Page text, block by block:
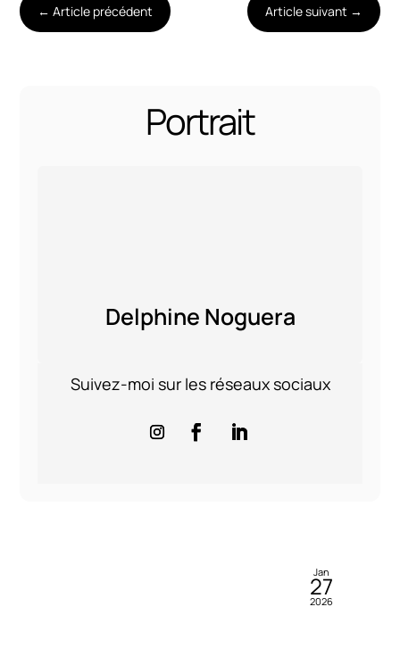
←Article précédent Article suivant →
Portrait
Delphine Noguera
Suivez-moi sur les réseaux sociaux
Jan
27
2026